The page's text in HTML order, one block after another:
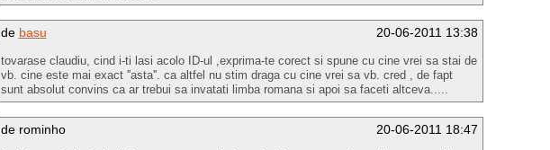
20-06-2011 13:38
de basu
tovarase claudiu, cind i-ti lasi acolo ID-ul ,exprima-te corect si spune cu cine vrei sa stai de
vb. cine este mai exact ''asta''. ca altfel nu stim draga cu cine vrei sa vb. cred , de fapt
sunt absolut convins ca ar trebui sa invatati limba romana si apoi sa faceti altceva.....
20-06-2011 18:47
de rominho